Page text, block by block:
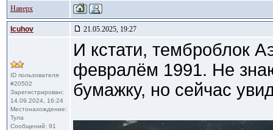
Наверх
lcuhov 21.05.2025, 19:27
ID пользователя
#20502
Зарегистрирован:
14.09.2024, 16:24
Местонахождение:
Тула
Сообщений: 91
И кстати, темброблок
февралём 1991. Не
бумажку, но сейчас